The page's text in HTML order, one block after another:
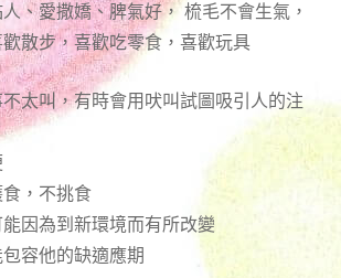
、愛撒嬌、脾氣好， 梳毛不會生氣，
散步，喜歡吃零食，喜歡玩具
太叫，有時會用吠叫試圖吸引人的注
，不挑食
因為到新環境而有所改變
容他的缺適應期